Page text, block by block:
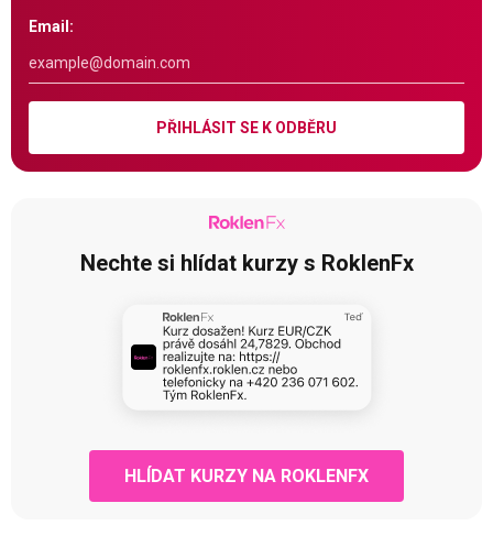
Email:
PŘIHLÁSIT SE K ODBĚRU
Nechte si hlídat kurzy s RoklenFx
HLÍDAT KURZY NA ROKLENFX